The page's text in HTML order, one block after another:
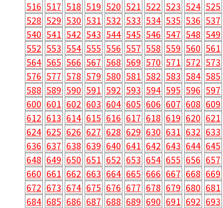
516 517 518 519 520 521 522 523 524 525
528 529 530 531 532 533 534 535 536 537
540 541 542 543 544 545 546 547 548 549
552 553 554 555 556 557 558 559 560 561
564 565 566 567 568 569 570 571 572 573
576 577 578 579 580 581 582 583 584 585
588 589 590 591 592 593 594 595 596 597
600 601 602 603 604 605 606 607 608 609
612 613 614 615 616 617 618 619 620 621
624 625 626 627 628 629 630 631 632 633
636 637 638 639 640 641 642 643 644 645
648 649 650 651 652 653 654 655 656 657
660 661 662 663 664 665 666 667 668 669
672 673 674 675 676 677 678 679 680 681
684 685 686 687 688 689 690 691 692 693